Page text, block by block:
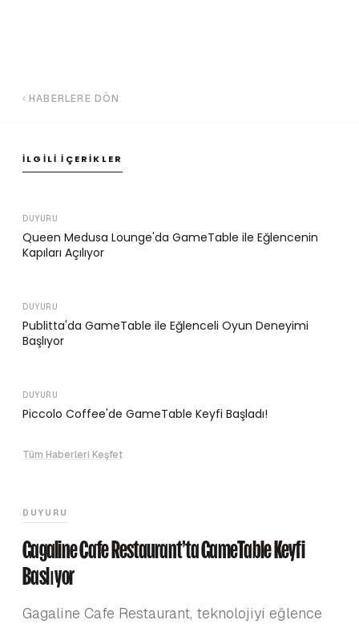
HABERLERE DÖN
İLGILI İÇERIKLER
DUYURU
Queen Medusa Lounge'da GameTable ile Eğlencenin
Kapıları Açılıyor
DUYURU
Publitta'da GameTable ile Eğlenceli Oyun Deneyimi
Başlıyor
DUYURU
Piccolo Coffee'de GameTable Keyfi Başladı!
Tüm Haberleri Keşfet
DUYURU
Gagaline Cafe Restaurant'ta GameTable Keyfi
Başlıyor
Gagaline Cafe Restaurant, teknolojiyi eğlence